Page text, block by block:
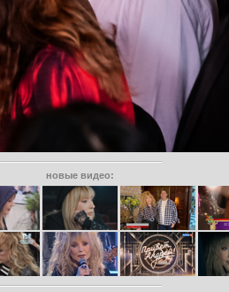
новые видео: